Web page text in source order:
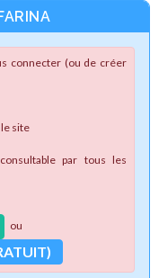
connecter (ou de créer
site
par tous les
ou